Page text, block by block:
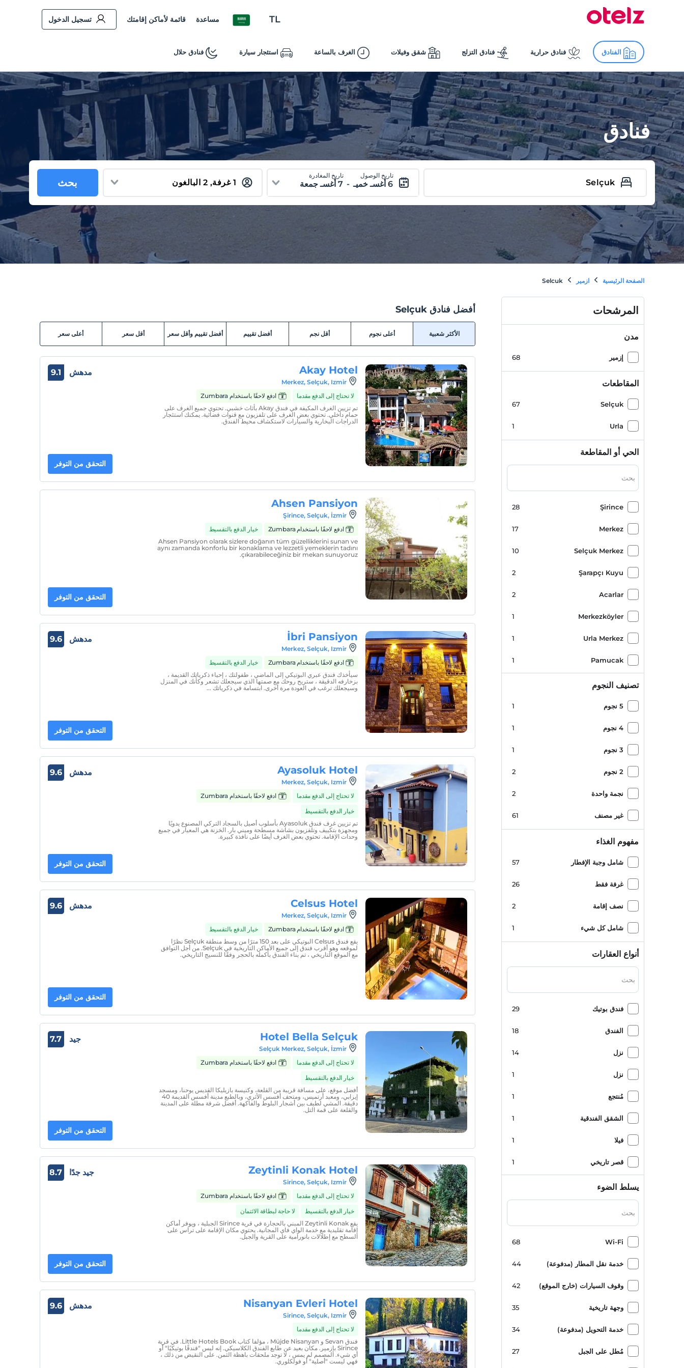
TL مساعدة قائمة لأماكن إقامتك تسجيل الدخول
الفنادق فنادق حرارية فنادق التزلج شقق وفيلات الغرف بالساعة استئجار سيارة فنادق حلال
فنادق
تاريخ الوصول
6 أغسـ خميـ -
تاريخ المغادرة
7 أغسـ جمعة بحث
الصفحة الرئيسية ازمير Selcuk
المرشحات
مدن
إزمير 68
المقاطعات
Selçuk
67
Urla
1
الحي أو المقاطعة
Şirince
28
Merkez
17
Selçuk Merkez
10
Şarapçı Kuyu
2
Acarlar
2
Merkezköyler
1
Urla Merkez
1
Pamucak
1
Şirince
Yeni Şirince Yolu
1
تصنيف النجوم
5 نجوم 1
4 نجوم 1
3 نجوم 1
2 نجوم 2
نجمة واحدة 2
غير مصنف 61
مفهوم الغذاء
شامل وجبة الإفطار 57
غرفة فقط 26
نصف إقامة 2
شامل كل شيء 1
أنواع العقارات
فندق بوتيك 29
الفندق 18
نزل 14
نزل 1
مُنتجع 1
الشقق الفندقية 1
فيلا 1
قصر تاريخي 1
بيت من طابق واحد
يسلط الضوء
Wi-Fi
68
خدمة نقل المطار (مدفوعة) 44
وقوف السيارات (خارج الموقع) 42
وجهة تاريخية 35
خدمة التحويل (مدفوعة) 34
مُطل على الجبل 27
أفضل فنادق Selçuk
الأكثر شعبية أعلى نجوم أقل نجم أفضل تقييم أفضل تقييم وأقل سعر أقل سعر أعلى سعر
Akay Hotel
Merkez, Selçuk, Izmir
لا تحتاج إلى الدفع مقدما
ادفع لاحقًا باستخدام Zumbara
تم تزيين الغرف المكيفة في فندق Akay بأثاث خشبي. تحتوي جميع الغرف على
حمام داخلي. تحتوي بعض الغرف على تلفزيون مع قنوات فضائية. يمكنك استئجار
الدراجات البخارية والسيارات لاستكشاف محيط الفندق.
مدهش 9.1
التحقق من التوفر
Ahsen Pansiyon
Şirince, Selçuk, İzmir
ادفع لاحقًا باستخدام Zumbara
خيار الدفع بالتقسيط
Ahsen Pansiyon olarak sizlere doğanın tüm güzelliklerini sunan ve
aynı zamanda konforlu bir konaklama ve lezzetli yemeklerin tadını
çıkarabileceğiniz bir mekan sunuyoruz.
التحقق من التوفر
İbri Pansiyon
Merkez, Selçuk, Izmir
ادفع لاحقًا باستخدام Zumbara
خيار الدفع بالتقسيط
سيأخذك فندق عبري البوتيكي إلى الماضي ، طفولتك ، إحياء ذكرياتك القديمة ،
بزخارفه الدقيقة ، ستريح روحك مع صمتها الذي سيجعلك تشعر وكأنك في المنزل
وسيجعلك ترغب في العودة مرة أخرى. ابتسامة في ذكرياتك ...
مدهش 9.6
التحقق من التوفر
Ayasoluk Hotel
Merkez, Selçuk, Izmir
لا تحتاج إلى الدفع مقدما
ادفع لاحقًا باستخدام Zumbara
خيار الدفع بالتقسيط
تم تزيين غرف فندق Ayasoluk بأسلوب أصيل بالسجاد التركي المصنوع يدويًا
ومجهزة بتكييف وتلفزيون بشاشة مسطحة وميني بار. الخزنة هي المعيار في جميع
وحدات الإقامة. تحتوي بعض الغرف أيضًا على نافذة كبيرة.
مدهش 9.6
التحقق من التوفر
Celsus Hotel
Merkez, Selçuk, Izmir
ادفع لاحقًا باستخدام Zumbara
خيار الدفع بالتقسيط
يقع فندق Celsus البوتيكي على بعد 150 مترًا من وسط منطقة Selçuk نظرًا
لموقعه وهو أقرب فندق إلى جميع الأماكن التاريخية في Selçuk. من أجل التوافق
مع الموقع التاريخي ، تم بناء الفندق بأكمله بالحجر وفقًا للنسيج التاريخي.
مدهش 9.6
التحقق من التوفر
Hotel Bella Selçuk
Selçuk Merkez, Selçuk, İzmir
لا تحتاج إلى الدفع مقدما
ادفع لاحقًا باستخدام Zumbara
خيار الدفع بالتقسيط
أفضل موقع، على مسافة قريبة من القلعة، وكنيسة بازيليكا القديس يوحنا، ومسجد
إيزابي، ومعبد أرتميس، ومتحف أفسس الأثري، وبالطبع مدينة أفسس القديمة 40
دقيقة. المشي لطيف بين أشجار البلوط والفاكهة. أفضل شرفة مطلة على المدينة
والقلعة على قمة التل.
جيد 7.7
التحقق من التوفر
Zeytinli Konak Hotel
Sirince, Selçuk, Izmir
لا تحتاج إلى الدفع مقدما
ادفع لاحقًا باستخدام Zumbara
خيار الدفع بالتقسيط
لا حاجة لبطاقة الائتمان
يقع Zeytinli Konak المبني بالحجارة في قرية Sirince الجبلية ، ويوفر أماكن
إقامة تقليدية مع خدمة الواي فاي المجانية. يحتوي مكان الإقامة على تراس على
السطح مع إطلالات بانورامية على القرية والجبل.
جيد جدًا 8.7
التحقق من التوفر
Nisanyan Evleri Hotel
Sirince, Selçuk, Izmir
لا تحتاج إلى الدفع مقدما
فندق Sevan و Müjde Nisanyan ، مؤلفا كتاب Little Hotels Book. في قرية
Sirince بإزمير. مكان بعيد عن طابع الفندق الكلاسيكي. إنه ليس "فندقًا بوتيكيًا" أو
أي شيء. المصمم لم يمس ، لا توجد ملحقات باهظة الثمن. على النقيض من ذلك ،
فهي ليست "أصلية" أو فولكلوري.
مدهش 9.6